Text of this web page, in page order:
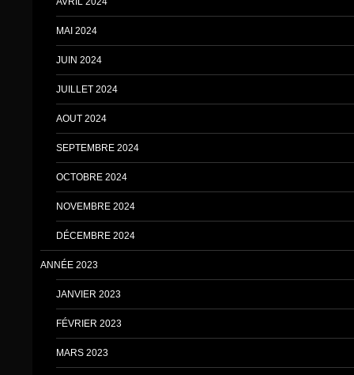
MAI 2024
JUIN 2024
JUILLET 2024
AOUT 2024
SEPTEMBRE 2024
OCTOBRE 2024
NOVEMBRE 2024
DÉCEMBRE 2024
ANNÉE 2023
JANVIER 2023
FÉVRIER 2023
MARS 2023